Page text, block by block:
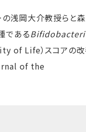
浅岡大介教授らと
である
of Life）スコアの
of the